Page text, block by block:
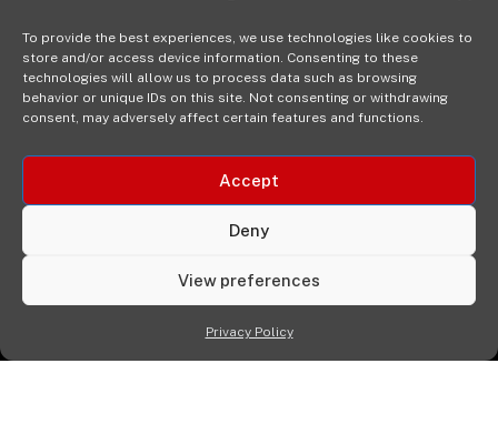
To provide the best experiences, we use technologies like cookies to
store and/or access device information. Consenting to these
technologies will allow us to process data such as browsing
behavior or unique IDs on this site. Not consenting or withdrawing
consent, may adversely affect certain features and functions.
Accept
Deny
View preferences
Privacy Policy